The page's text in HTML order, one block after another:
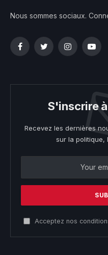
Nous sommes sociaux.
FacebookTwitterInstagram
S'inscrire
Recevez les dernières
sur la politique,
Acceptez nos